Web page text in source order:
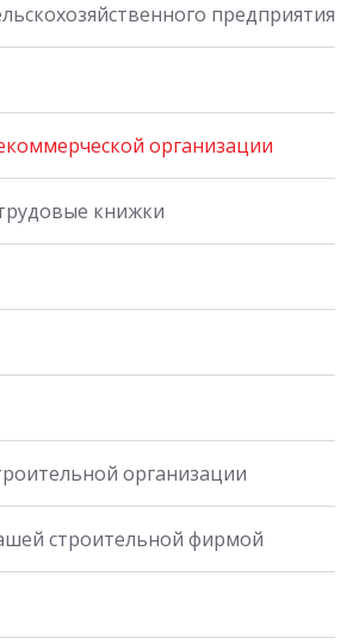
предприятия
организации
книжки
организации
строительной фирмой